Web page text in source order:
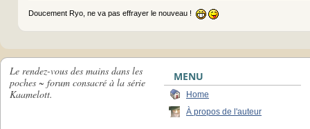
Doucement Ryo, ne va pas effrayer le nouveau !
Le rendez-vous des mains dans les
poches ~ forum consacré à la série
Kaamelott.
MENU
Home
À propos de l'auteur